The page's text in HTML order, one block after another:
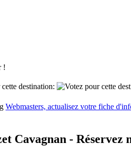
!
destination:
Webmasters, actualisez votre fiche
Cavagnan - Réservez